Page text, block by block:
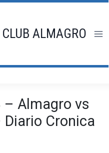
ALMAGRO
– Almagro vs
Cronica